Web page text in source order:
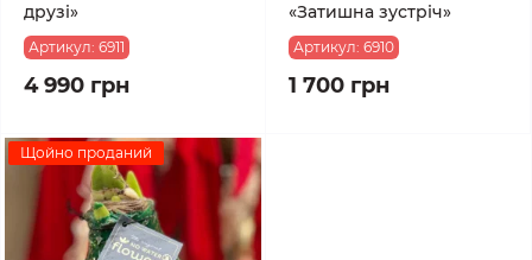
друзі»
Артикул: 6911
4 990 грн
«Затишна зустріч»
Артикул: 6910
1 700 грн
Щойно проданий